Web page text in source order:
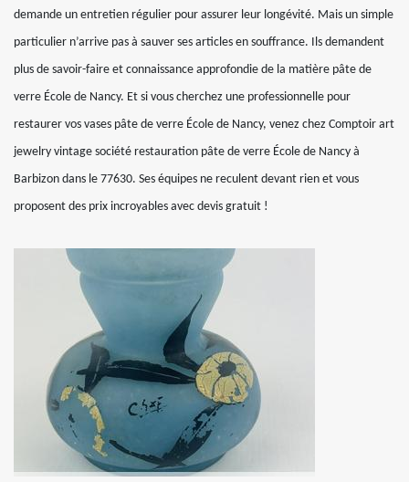
demande un entretien régulier pour assurer leur longévité. Mais un simple
particulier n’arrive pas à sauver ses articles en souffrance. Ils demandent
plus de savoir-faire et connaissance approfondie de la matière pâte de
verre École de Nancy. Et si vous cherchez une professionnelle pour
restaurer vos vases pâte de verre École de Nancy, venez chez Comptoir art
jewelry vintage société restauration pâte de verre École de Nancy à
Barbizon dans le 77630. Ses équipes ne reculent devant rien et vous
proposent des prix incroyables avec devis gratuit !